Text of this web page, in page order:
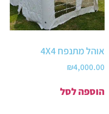
אוהל מתנפח 4X4
₪4,000.00
הוספה לסל